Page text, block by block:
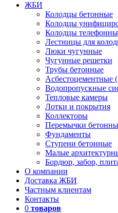
ЖБИ
Колодцы бетонные
Колодцы
Колодцы
Лестницы для
Люки чугунные
Чугунные решетки
Трубы бетонные
Асбестоцементные
Водопропускные
Тепловые камеры
Лотки и покрытия
Коллекторы
Перемычки
Фундаменты
Ступени бетонные
Малые
Бордюр, забор,
О компании
Доставка ЖБИ
Частным клиентам
Контакты
0 товаров